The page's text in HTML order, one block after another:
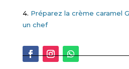
4. Préparez la crème caramel
un chef